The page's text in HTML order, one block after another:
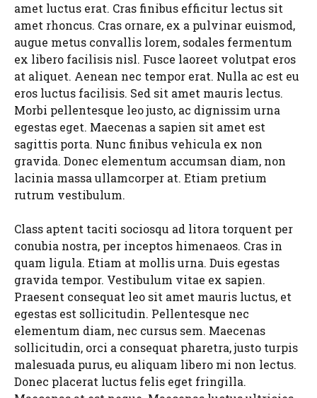
amet luctus erat. Cras finibus efficitur lectus sit
amet rhoncus. Cras ornare, ex a pulvinar euismod,
augue metus convallis lorem, sodales fermentum
ex libero facilisis nisl. Fusce laoreet volutpat eros
at aliquet. Aenean nec tempor erat. Nulla ac est eu
eros luctus facilisis. Sed sit amet mauris lectus.
Morbi pellentesque leo justo, ac dignissim urna
egestas eget. Maecenas a sapien sit amet est
sagittis porta. Nunc finibus vehicula ex non
gravida. Donec elementum accumsan diam, non
lacinia massa ullamcorper at. Etiam pretium
rutrum vestibulum.
Class aptent taciti sociosqu ad litora torquent per
conubia nostra, per inceptos himenaeos. Cras in
quam ligula. Etiam at mollis urna. Duis egestas
gravida tempor. Vestibulum vitae ex sapien.
Praesent consequat leo sit amet mauris luctus, et
egestas est sollicitudin. Pellentesque nec
elementum diam, nec cursus sem. Maecenas
sollicitudin, orci a consequat pharetra, justo turpis
malesuada purus, eu aliquam libero mi non lectus.
Donec placerat luctus felis eget fringilla.